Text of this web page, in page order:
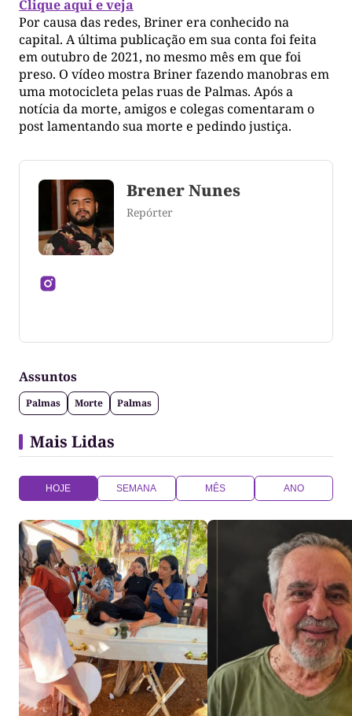
Clique aqui e veja
Por causa das redes, Briner era conhecido na
capital. A última publicação em sua conta foi feita
em outubro de 2021, no mesmo mês em que foi
preso. O vídeo mostra Briner fazendo manobras em
uma motocicleta pelas ruas de Palmas. Após a
notícia da morte, amigos e colegas comentaram o
post lamentando sua morte e pedindo justiça.
Brener Nunes
Repórter
Tocantins
Assuntos
Palmas Morte Palmas
Mais Lidas
HOJE SEMANA MÊS ANO